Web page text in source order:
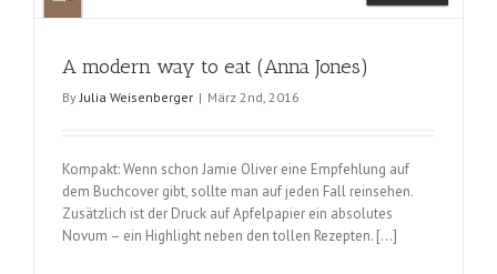
A modern way to eat (Anna Jones)
By Julia Weisenberger | März 2nd, 2016
Kompakt: Wenn schon Jamie Oliver eine Empfehlung auf
dem Buchcover gibt, sollte man auf jeden Fall reinsehen.
Zusätzlich ist der Druck auf Apfelpapier ein absolutes
Novum – ein Highlight neben den tollen Rezepten. […]